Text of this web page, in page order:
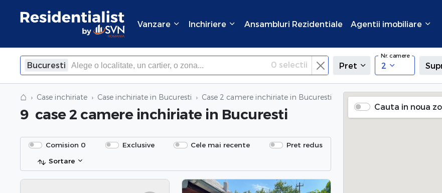
Vanzare Inchiriere Ansambluri Rezidentiale Agentii imobiliare
Bucuresti
×Inchide
0 selectii Pret
Nr. camere
2
⌂ Case inchiriate Case inchiriate in Bucuresti Case 2 camere inchiriate in Bucuresti
9 case 2 camere inchiriate in Bucuresti
Comision 0 Exclusive Cele mai recente
Pret redus
Sortare
Cauta in noua